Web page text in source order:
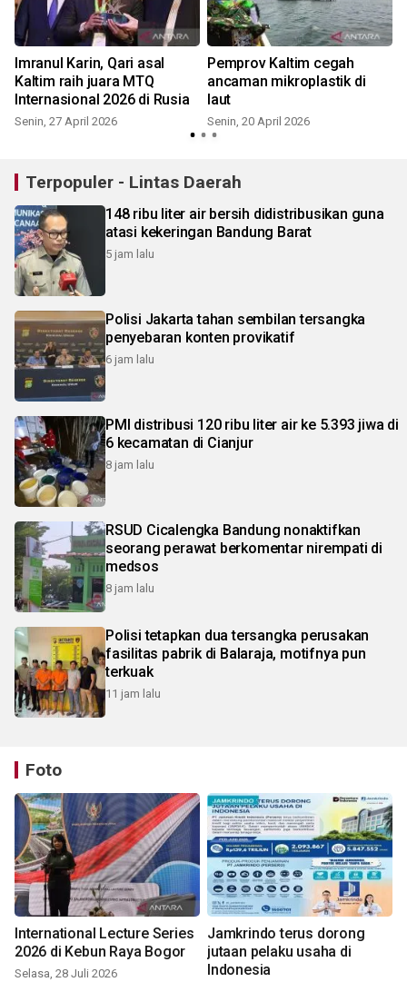
Imranul Karin, Qari asal
Kaltim raih juara MTQ
Internasional 2026 di Rusia
Senin, 27 April 2026
Pemprov Kaltim cegah
ancaman mikroplastik di
laut
Senin, 20 April 2026
Terpopuler - Lintas Daerah
148 ribu liter air bersih didistribusikan guna
atasi kekeringan Bandung Barat
5 jam lalu
Polisi Jakarta tahan sembilan tersangka
penyebaran konten provikatif
6 jam lalu
PMI distribusi 120 ribu liter air ke 5.393 jiwa di
6 kecamatan di Cianjur
8 jam lalu
RSUD Cicalengka Bandung nonaktifkan
seorang perawat berkomentar nirempati di
medsos
8 jam lalu
Polisi tetapkan dua tersangka perusakan
fasilitas pabrik di Balaraja, motifnya pun
terkuak
11 jam lalu
Foto
International Lecture Series
2026 di Kebun Raya Bogor
Selasa, 28 Juli 2026
Jamkrindo terus dorong
jutaan pelaku usaha di
Indonesia